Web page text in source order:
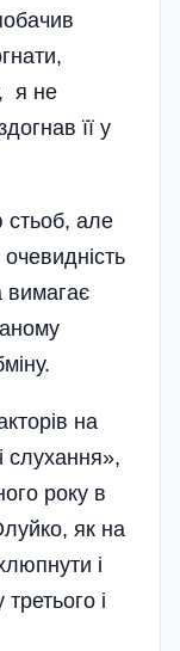
я не
її у
стьоб, але
вимагає
на
слухання»,
року в
як на
і
і